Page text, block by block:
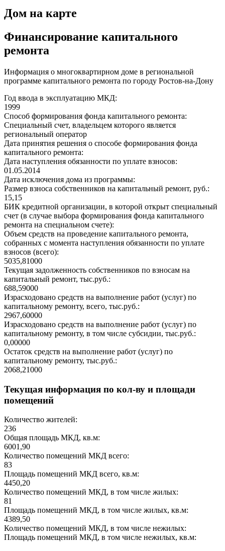
Дом на карте
Финансирование капитального
ремонта
Информация о многоквартирном доме в региональной
программе капитального ремонта по городу Ростов-на-Дону
Год ввода в эксплуатацию МКД:
1999
Способ формирования фонда капитального ремонта:
Специальный счет, владельцем которого является
региональный оператор
Дата принятия решения о способе формирования фонда
капитального ремонта:
Дата наступления обязанности по уплате взносов:
01.05.2014
Дата исключения дома из программы:
Размер взноса собственников на капитальный ремонт, руб.:
15,15
БИК кредитной организации, в которой открыт специальный
счет (в случае выбора формирования фонда капитального
ремонта на специальном счете):
Объем средств на проведение капитального ремонта,
собранных с момента наступления обязанности по уплате
взносов (всего):
5035,81000
Текущая задолженность собственников по взносам на
капитальный ремонт, тыс.руб.:
688,59000
Израсходовано средств на выполнение работ (услуг) по
капитальному ремонту, всего, тыс.руб.:
2967,60000
Израсходовано средств на выполнение работ (услуг) по
капитальному ремонту, в том числе субсидии, тыс.руб.:
0,00000
Остаток средств на выполнение работ (услуг) по
капитальному ремонту, тыс.руб.:
2068,21000
Текущая информация по кол-ву и площади
помещений
Количество жителей:
236
Общая площадь МКД, кв.м:
6001,90
Количество помещений МКД всего:
83
Площадь помещений МКД всего, кв.м:
4450,20
Количество помещений МКД, в том числе жилых:
81
Площадь помещений МКД, в том числе жилых, кв.м:
4389,50
Количество помещений МКД, в том числе нежилых:
Площадь помещений МКД, в том числе нежилых, кв.м: